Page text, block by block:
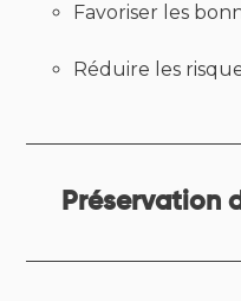
Favoriser les
Réduire les
Préservation